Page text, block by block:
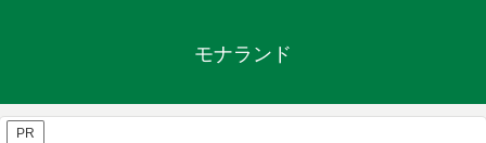
モナランド
PR